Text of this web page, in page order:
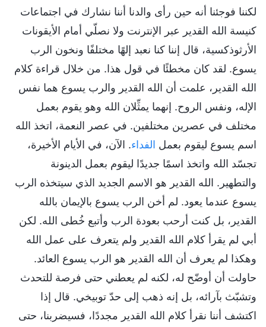
لكننا فوجئنا أنه حين رأى والدنا أننا نشارك في اجتماعات
كنيسة الله القدير عبر الإنترنت ولا نصلّي أمام الأيقونات
الأرثوذكسية، قال إننا كنا نعبد إلهًا مختلفًا ونخون الرب
يسوع. لقد كان مخطئًا في قول هذا. من خلال قراءة كلام
الله القدير، علمت أن الله القدير والرب يسوع هما نفس
الإله، ونفس الروح. إنهما يمثِّلان الله وهو يقوم بعمل
مختلف في عصرين مختلفين. في عصر النعمة، اتخذ الله
اسم يسوع ليقوم بعمل الفداء. الآن، في الأيام الأخيرة،
تجسّد الله واتخذ اسمًا جديدًا ليقوم بعمل الدينونة
والتطهير. الله القدير هو الاسم الجديد الذي سيتخذه الرب
يسوع عندما يعود. لم أخن الرب يسوع بالإيمان بالله
القدير، بل كنت أرحب بعودة الرب وأتبع خُطى الله. لكن
أبي لم يقرأ كلام الله القدير ولم يتعرف على عمل الله
وهكذا لم يعرف أن الله القدير هو الرب يسوع العائد.
حاولت أن أوضّح له، لكنه لم يعطني حتى فرصة للتحدث
وتشبّث بآرائه، بل إنه ذهب إلى حدّ توبيخي. قال إذا
اكتشف أننا نقرأ كلام الله القدير مجددًا، فسيضربنا، حتى